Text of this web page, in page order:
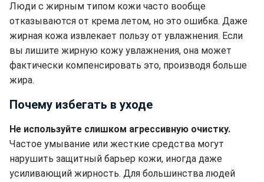
Люди с жирным типом кожи часто вообще
отказываются от крема летом, но это ошибка. Даже
жирная кожа извлекает пользу от увлажнения. Если
вы лишите жирную кожу увлажнения, она может
фактически компенсировать это, производя больше
жира.
Почему избегать в уходе
Не используйте слишком агрессивную очистку.
Частое умывание или жесткие средства могут
нарушить защитный барьер кожи, иногда даже
усиливающий жирность. Для большинства людей